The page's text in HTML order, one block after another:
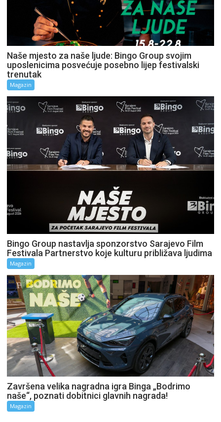
Naše mjesto za naše ljude: Bingo Group svojim
uposlenicima posvećuje posebno lijep festivalski
trenutak
Magazin
Bingo Group nastavlja sponzorstvo Sarajevo Film
Festivala Partnerstvo koje kulturu približava ljudima
Magazin
Završena velika nagradna igra Binga „Bodrimo
naše“, poznati dobitnici glavnih nagrada!
Magazin